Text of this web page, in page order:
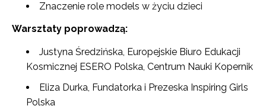
Znaczenie role models w życiu dzieci
Warsztaty poprowadzą:
Justyna Średzińska, Europejskie Biuro Edukacji
Kosmicznej ESERO Polska, Centrum Nauki Kopernik
Eliza Durka, Fundatorka i Prezeska Inspiring Girls
Polska